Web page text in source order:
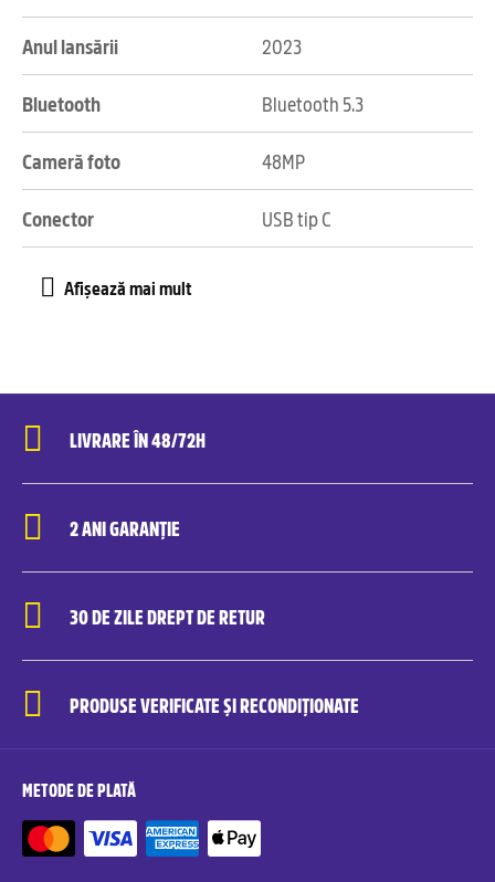
Anul lansării 2023
Bluetooth Bluetooth 5.3
Cameră foto 48MP
Conector USB tip C
LIVRARE ÎN 48/72H
2 ANI GARANȚIE
30 DE ZILE DREPT DE RETUR
PRODUSE VERIFICATE ȘI RECONDIȚIONATE
METODE DE PLATĂ